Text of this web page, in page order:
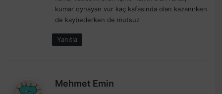
k
i
:
kumar oynayan vur kaç kafasında olan kazanırken
de kaybederken de mutsuz
Yanıtla
Mehmet Emin